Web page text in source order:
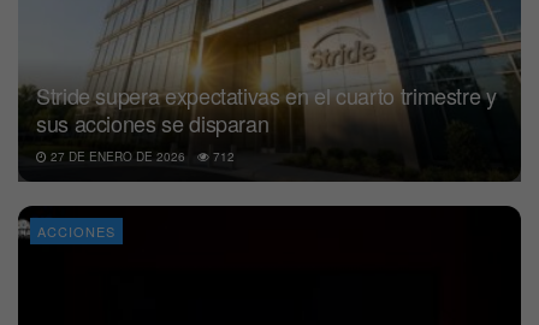
Stride supera expectativas en el cuarto trimestre y
sus acciones se disparan
27 DE ENERO DE 2026 712
ACCIONES